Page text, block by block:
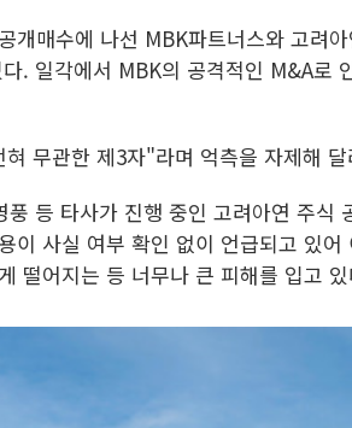
개매수에 나선 MBK파트너스와 고려
. 일각에서 MBK의 공격적인 M&A로
무관한 제3자"라며 억측을 자제해
등 타사가 진행 중인 고려아연 주
이 사실 여부 확인 없이 언급되고 있
떨어지는 등 너무나 큰 피해를 입고